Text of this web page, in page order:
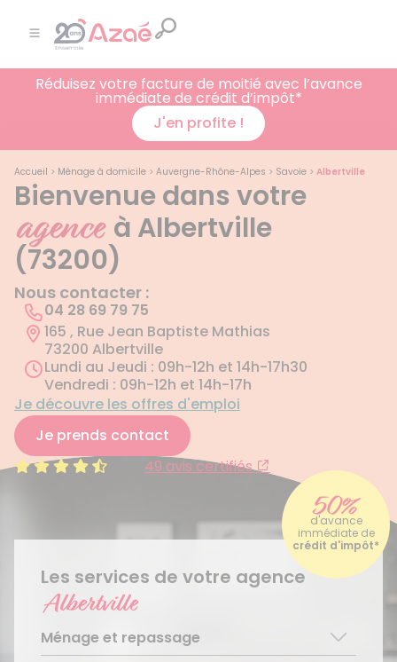
Réduisez votre facture de moitié avec l’avance
immédiate de crédit d’impôt*
J'en profite !
Accueil > Ménage à domicile > Auvergne-Rhône-Alpes > Savoie > Albertville
Bienvenue dans votre
agence à Albertville
(73200)
Nous contacter :
04 28 69 79 75
165 , Rue Jean Baptiste Mathias
73200 Albertville
Lundi au Jeudi : 09h-12h et 14h-17h30
Vendredi : 09h-12h et 14h-17h
Je découvre les offres d'emploi
Je prends contact
49 avis certifiés
50%
d'avance
immédiate de
crédit d'impôt*
Les services de votre agence
Albertville
Ménage et repassage